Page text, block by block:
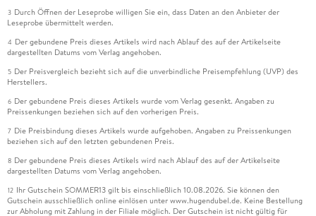
3 Durch Öffnen der Leseprobe willigen Sie ein, dass Daten an den Anbieter der
Leseprobe übermittelt werden.
4 Der gebundene Preis dieses Artikels wird nach Ablauf des auf der Artikelseite
dargestellten Datums vom Verlag angehoben.
5 Der Preisvergleich bezieht sich auf die unverbindliche Preisempfehlung (UVP) des
Herstellers.
6 Der gebundene Preis dieses Artikels wurde vom Verlag gesenkt. Angaben zu
Preissenkungen beziehen sich auf den vorherigen Preis.
7 Die Preisbindung dieses Artikels wurde aufgehoben. Angaben zu Preissenkungen
beziehen sich auf den letzten gebundenen Preis.
8 Der gebundene Preis dieses Artikels wird nach Ablauf des auf der Artikelseite
dargestellten Datums vom Verlag angehoben.
12 Ihr Gutschein SOMMER13 gilt bis einschließlich 10.08.2026. Sie können den
Gutschein ausschließlich online einlösen unter www.hugendubel.de. Keine Bestellung
zur Abholung mit Zahlung in der Filiale möglich. Der Gutschein ist nicht gültig für